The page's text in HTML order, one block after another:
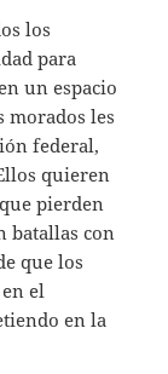
los
para
un espacio
morados les
federal,
quieren
pierden
batallas con
que los
el
en la